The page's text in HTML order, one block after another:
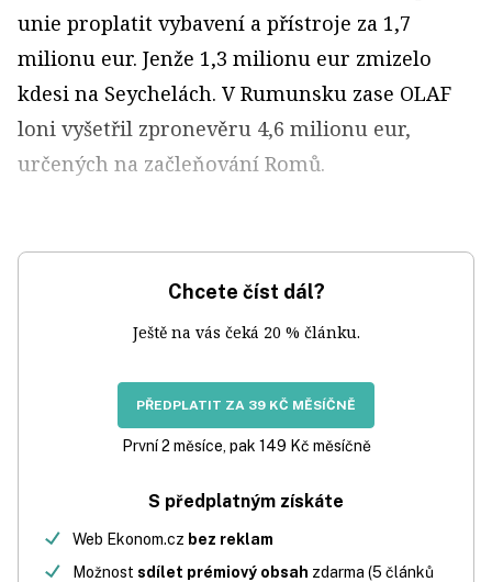
unie proplatit vybavení a přístroje za 1,7
milionu eur. Jenže 1,3 milionu eur zmizelo
kdesi na Seychelách. V Rumunsku zase OLAF
loni vyšetřil zpronevěru 4,6 milionu eur,
určených na začleňování Romů.
Chcete číst dál?
Ještě na vás čeká 20 % článku.
PŘEDPLATIT ZA 39 KČ MĚSÍČNĚ
První 2 měsíce, pak 149 Kč měsíčně
S předplatným získáte
Web Ekonom.cz bez reklam
Možnost sdílet prémiový obsah zdarma (5 článků